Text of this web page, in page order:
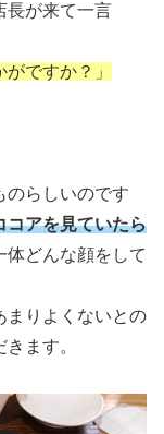
長が来て一言
ですか？」
のらしいのです
コアを見ていたら
体どんな顔をして
まりよくないとの
ます。